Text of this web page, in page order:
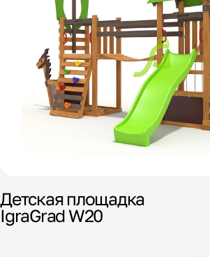
Детская площадка
IgraGrad W20